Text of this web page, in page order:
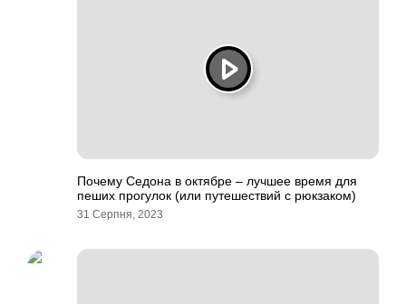
Почему Седона в октябре – лучшее время для
пеших прогулок (или путешествий с рюкзаком)
31 Серпня, 2023